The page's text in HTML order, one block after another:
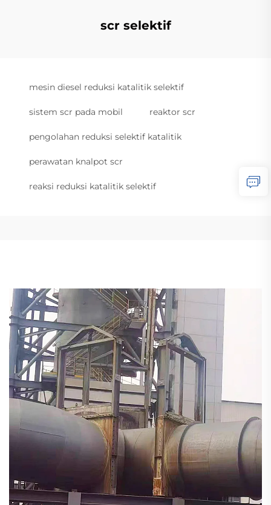
scr selektif
mesin diesel reduksi katalitik selektif
sistem scr pada mobil reaktor scr
pengolahan reduksi selektif katalitik
perawatan knalpot scr
reaksi reduksi katalitik selektif